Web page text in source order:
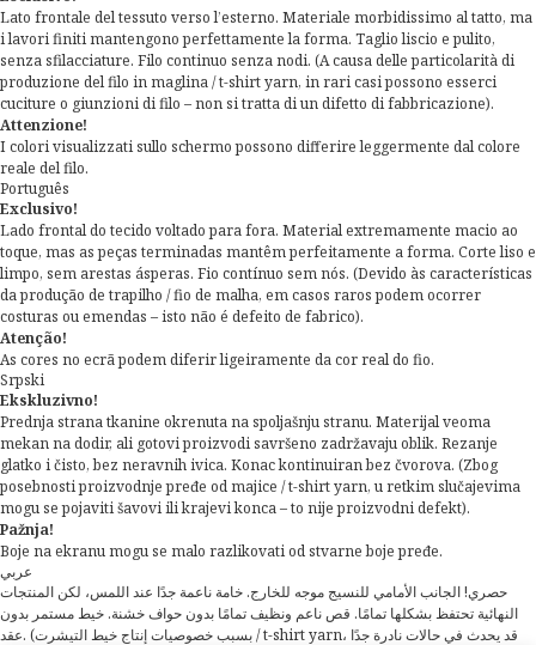
Lato frontale del tessuto verso l’esterno. Materiale morbidissimo al tatto, ma
i lavori finiti mantengono perfettamente la forma. Taglio liscio e pulito,
senza sfilacciature. Filo continuo senza nodi. (A causa delle particolarità di
produzione del filo in maglina / t-shirt yarn, in rari casi possono esserci
cuciture o giunzioni di filo – non si tratta di un difetto di fabbricazione).
Attenzione!
I colori visualizzati sullo schermo possono differire leggermente dal colore
reale del filo.
Português
Exclusivo!
Lado frontal do tecido voltado para fora. Material extremamente macio ao
toque, mas as peças terminadas mantêm perfeitamente a forma. Corte liso e
limpo, sem arestas ásperas. Fio contínuo sem nós. (Devido às características
da produção de trapilho / fio de malha, em casos raros podem ocorrer
costuras ou emendas – isto não é defeito de fabrico).
Atenção!
As cores no ecrã podem diferir ligeiramente da cor real do fio.
Srpski
Ekskluzivno!
Prednja strana tkanine okrenuta na spoljašnju stranu. Materijal veoma
mekan na dodir, ali gotovi proizvodi savršeno zadržavaju oblik. Rezanje
glatko i čisto, bez neravnih ivica. Konac kontinuiran bez čvorova. (Zbog
posebnosti proizvodnje pređe od majice / t-shirt yarn, u retkim slučajevima
mogu se pojaviti šavovi ili krajevi konca – to nije proizvodni defekt).
Pažnja!
Boje na ekranu mogu se malo razlikovati od stvarne boje pređe.
عربي
حصري! الجانب الأمامي للنسيج موجه للخارج. خامة ناعمة جدًا عند اللمس، لكن المنتجات
النهائية تحتفظ بشكلها تمامًا. قص ناعم ونظيف تمامًا بدون حواف خشنة. خيط مستمر بدون
عقد. (بسبب خصوصيات إنتاج خيط التيشرت / t-shirt yarn، قد يحدث في حالات نادرة جدًا